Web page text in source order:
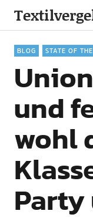
BLOG STATE OF
und
wohl